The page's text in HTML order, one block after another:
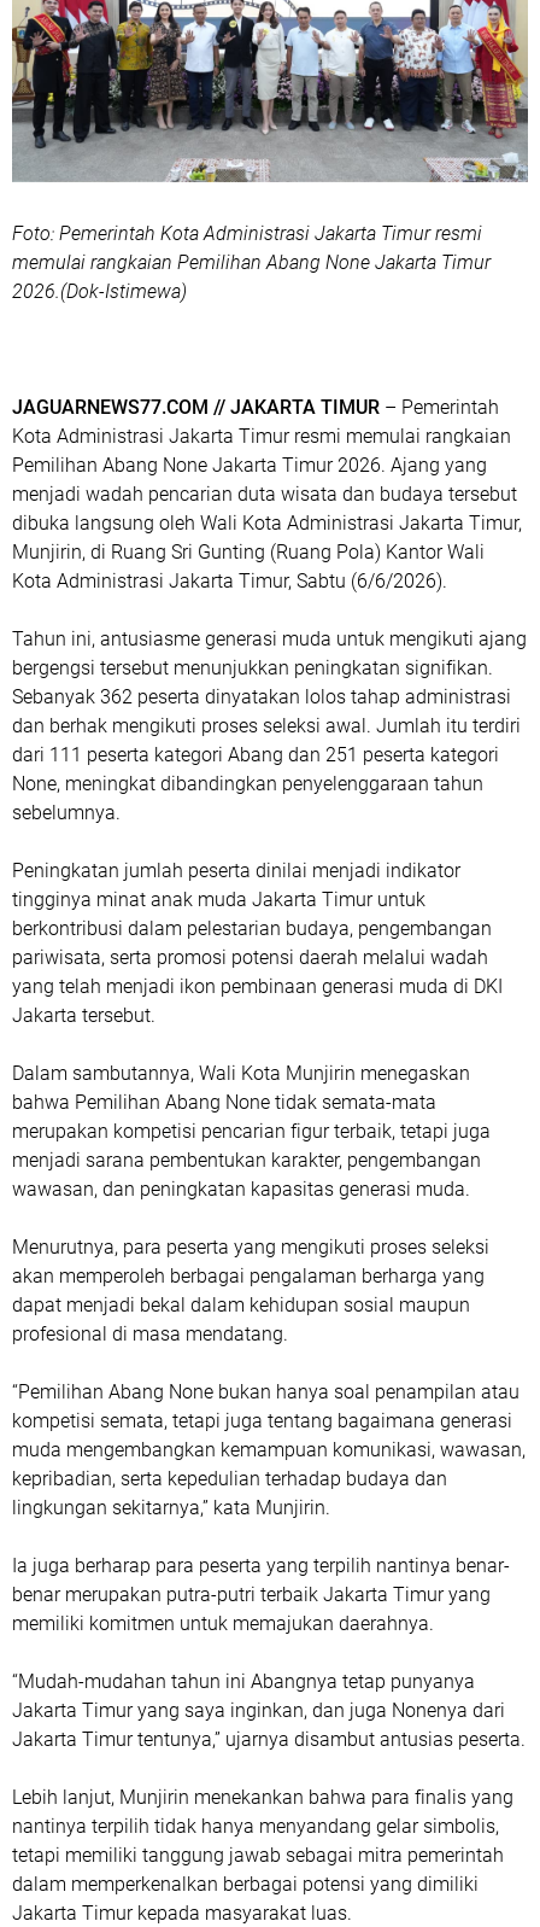
Foto: Pemerintah Kota Administrasi Jakarta Timur resmi
memulai rangkaian Pemilihan Abang None Jakarta Timur
2026.(Dok-Istimewa)
JAGUARNEWS77.COM // JAKARTA TIMUR – Pemerintah
Kota Administrasi Jakarta Timur resmi memulai rangkaian
Pemilihan Abang None Jakarta Timur 2026. Ajang yang
menjadi wadah pencarian duta wisata dan budaya tersebut
dibuka langsung oleh Wali Kota Administrasi Jakarta Timur,
Munjirin, di Ruang Sri Gunting (Ruang Pola) Kantor Wali
Kota Administrasi Jakarta Timur, Sabtu (6/6/2026).
Tahun ini, antusiasme generasi muda untuk mengikuti ajang
bergengsi tersebut menunjukkan peningkatan signifikan.
Sebanyak 362 peserta dinyatakan lolos tahap administrasi
dan berhak mengikuti proses seleksi awal. Jumlah itu terdiri
dari 111 peserta kategori Abang dan 251 peserta kategori
None, meningkat dibandingkan penyelenggaraan tahun
sebelumnya.
Peningkatan jumlah peserta dinilai menjadi indikator
tingginya minat anak muda Jakarta Timur untuk
berkontribusi dalam pelestarian budaya, pengembangan
pariwisata, serta promosi potensi daerah melalui wadah
yang telah menjadi ikon pembinaan generasi muda di DKI
Jakarta tersebut.
Dalam sambutannya, Wali Kota Munjirin menegaskan
bahwa Pemilihan Abang None tidak semata-mata
merupakan kompetisi pencarian figur terbaik, tetapi juga
menjadi sarana pembentukan karakter, pengembangan
wawasan, dan peningkatan kapasitas generasi muda.
Menurutnya, para peserta yang mengikuti proses seleksi
akan memperoleh berbagai pengalaman berharga yang
dapat menjadi bekal dalam kehidupan sosial maupun
profesional di masa mendatang.
“Pemilihan Abang None bukan hanya soal penampilan atau
kompetisi semata, tetapi juga tentang bagaimana generasi
muda mengembangkan kemampuan komunikasi, wawasan,
kepribadian, serta kepedulian terhadap budaya dan
lingkungan sekitarnya,” kata Munjirin.
Ia juga berharap para peserta yang terpilih nantinya benar-
benar merupakan putra-putri terbaik Jakarta Timur yang
memiliki komitmen untuk memajukan daerahnya.
“Mudah-mudahan tahun ini Abangnya tetap punyanya
Jakarta Timur yang saya inginkan, dan juga Nonenya dari
Jakarta Timur tentunya,” ujarnya disambut antusias peserta.
Lebih lanjut, Munjirin menekankan bahwa para finalis yang
nantinya terpilih tidak hanya menyandang gelar simbolis,
tetapi memiliki tanggung jawab sebagai mitra pemerintah
dalam memperkenalkan berbagai potensi yang dimiliki
Jakarta Timur kepada masyarakat luas.